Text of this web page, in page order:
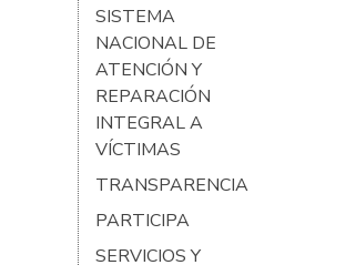
SISTEMA
NACIONAL DE
ATENCIÓN Y
REPARACIÓN
INTEGRAL A
VÍCTIMAS
TRANSPARENCIA
PARTICIPA
SERVICIOS Y